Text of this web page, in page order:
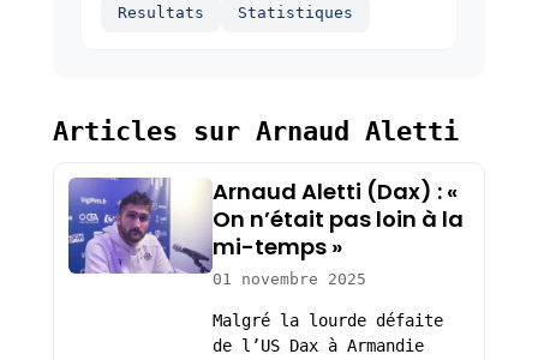
Resultats Statistiques
Articles sur Arnaud Aletti
Arnaud Aletti (Dax) : «
On n’était pas loin à la
mi-temps »
01 novembre 2025
Malgré la lourde défaite
de l’US Dax à Armandie